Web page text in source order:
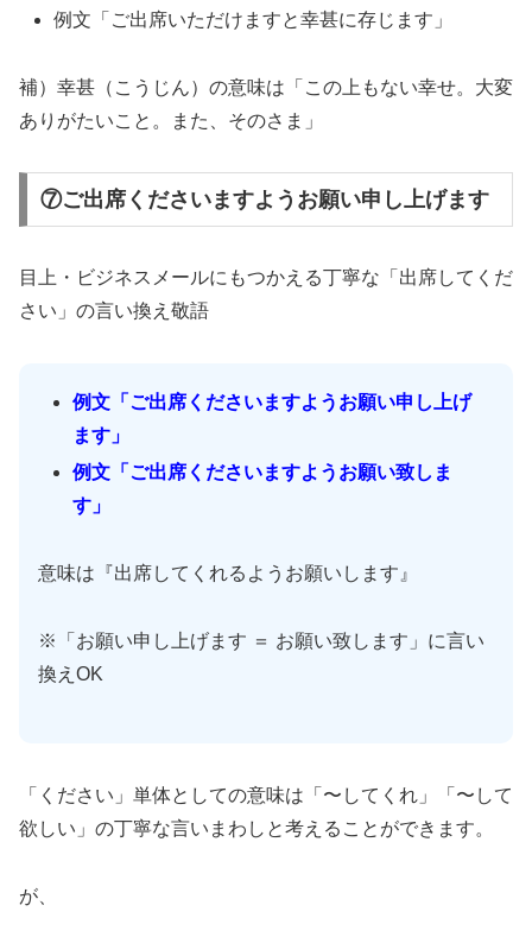
例文「ご出席いただけますと幸甚に存じます」
補）幸甚（こうじん）の意味は「この上もない幸せ。大変
ありがたいこと。また、そのさま」
⑦ご出席くださいますようお願い申し上げます
目上・ビジネスメールにもつかえる丁寧な「出席してくだ
さい」の言い換え敬語
例文「ご出席くださいますようお願い申し上げ
ます」
例文「ご出席くださいますようお願い致しま
す」
意味は『出席してくれるようお願いします』
※「お願い申し上げます ＝ お願い致します」に言い
換えOK
「ください」単体としての意味は「〜してくれ」「〜して
欲しい」の丁寧な言いまわしと考えることができます。
が、